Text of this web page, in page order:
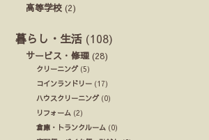
高等学校 (2)
暮らし・生活 (108)
サービス・修理 (28)
クリーニング(5)
コインランドリー (17)
ハウスクリーニング(0)
リフォーム (2)
倉庫・トランクルーム (0)